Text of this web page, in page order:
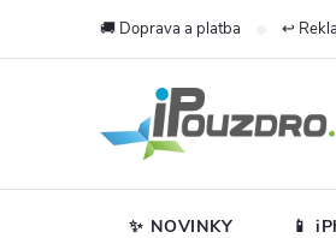
🚚 Doprava a platba ↩️
✨ NOVINKY 📱